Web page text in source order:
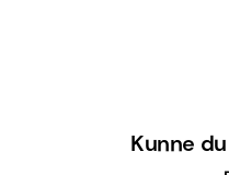
Kunne